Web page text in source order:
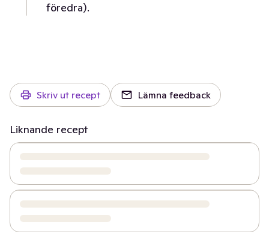
föredra).
Skriv ut recept Lämna feedback
Liknande recept